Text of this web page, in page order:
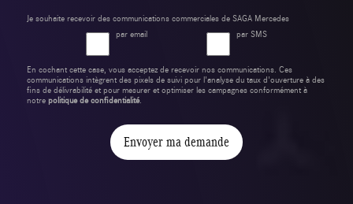
Je souhaite recevoir des communications commerciales de SAGA Mercedes
par email
par SMS
En cochant cette case, vous acceptez de recevoir nos communications. Ces
communications intègrent des pixels de suivi pour l'analyse du taux d'ouverture à des
fins de délivrabilité et pour mesurer et optimiser les campagnes conformément à
notre politique de confidentialité.
Envoyer ma demande